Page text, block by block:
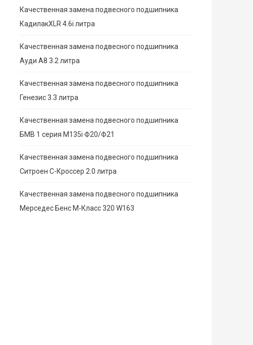
Качественная замена подвесного подшипника
КадилакXLR 4.6i литра
Качественная замена подвесного подшипника
Ауди А8 3.2 литра
Качественная замена подвесного подшипника
Генезис 3.3 литра
Качественная замена подвесного подшипника
БМВ 1 серия M135i Ф20/Ф21
Качественная замена подвесного подшипника
Ситроен С-Кроссер 2.0 литра
Качественная замена подвесного подшипника
Мерседес Бенс М-Класс 320 W163